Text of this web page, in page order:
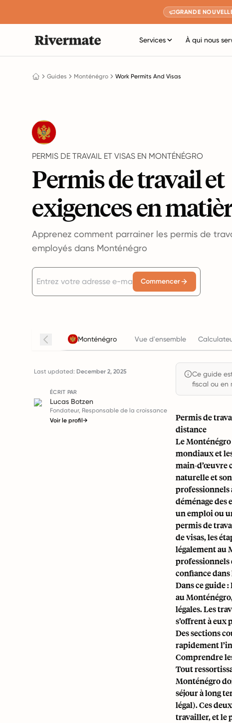
GRANDE
Services À qui nous
Guides Monténégro Work Permits And Visas
PERMIS DE TRAVAIL ET VISAS EN MONTÉNÉGRO
Permis de travail et
exigences en
Apprenez comment parrainer les permis de
employés dans Monténégro
Commencer
Monténégro Vue d'ensemble
Last updated: December 2, 2025
ÉCRIT PAR
Lucas Botzen
Fondateur, Responsable de la croissance
Voir le profil→
Ce guide
fiscal ou en
Permis de
distance
Le
mondiaux et
main-d’œuvre
naturelle et
professionnels
déménage des
un emploi ou
permis de
de visas, les
légalement au
professionnels
confiance
Dans ce guide
au
légales. Les
s’offrent à
Des sections
rapidement
Comprendre
Tout
Monténégro
séjour à long
légal). Ces
travailler, et le